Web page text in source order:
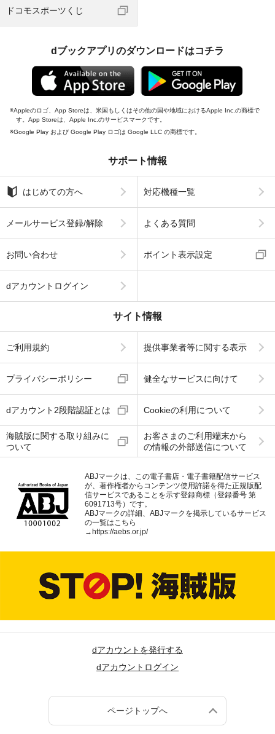
ドコモスポーツくじ
dブックアプリのダウンロードはコチラ
Appleのロゴ、App Storeは、米国もしくはその他の国や地域におけるApple Inc.の商標で
す。App Storeは、Apple Inc.のサービスマークです。
Google Play および Google Play ロゴは Google LLC の商標です。
サポート情報
はじめての方へ 対応機種一覧
メールサービス登録/解除 よくある質問
お問い合わせ ポイント表示設定
dアカウントログイン
サイト情報
ご利用規約 提供事業者等に関する表示
プライバシーポリシー 健全なサービスに向けて
dアカウント2段階認証とは Cookieの利用について
海賊版に関する取り組みに
ついて
お客さまのご利用端末から
の情報の外部送信について
ABJマークは、この電子書店・電子書籍配信サービス
が、著作権者からコンテンツ使用許諾を得た正規版配
信サービスであることを示す登録商標（登録番号 第
6091713号）です。
ABJマークの詳細、ABJマークを掲示しているサービス
の一覧はこちら
→ https://aebs.or.jp/
dアカウントを発行する
dアカウントログイン
ページトップへ